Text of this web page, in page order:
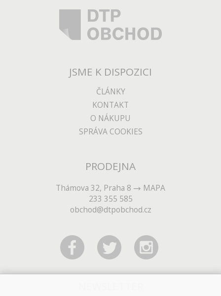
JSME K DISPOZICI
ČLÁNKY
KONTAKT
O NÁKUPU
SPRÁVA COOKIES
PRODEJNA
Thámova 32, Praha 8
MAPA
233 355 585
obchod@dtpobchod.cz